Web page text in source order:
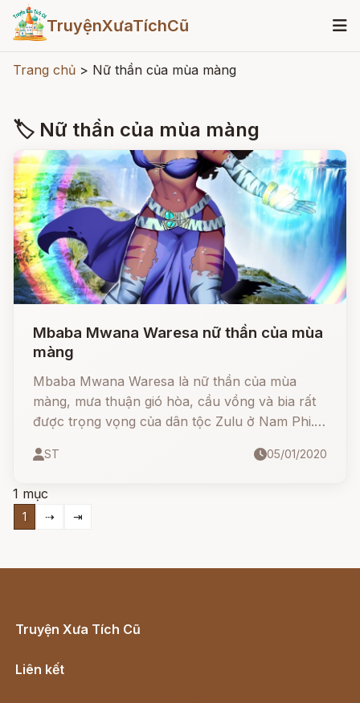
TruyệnXưaTíchCũ
Trang chủ > Nữ thần của mùa màng
🏷 Nữ thần của mùa màng
Mbaba Mwana Waresa nữ thần của mùa
màng
Mbaba Mwana Waresa là nữ thần của mùa
màng, mưa thuận gió hòa, cầu vồng và bia rất
được trọng vọng của dân tộc Zulu ở Nam Phi.
ST 05/01/2020
1 mục
1 ⇢ ⇥
Truyện Xưa Tích Cũ
Liên kết